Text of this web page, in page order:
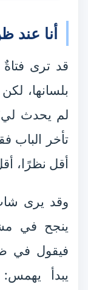
أنا عند
قد ترى فتاةٌ
بلسانها،
لم يحدث لي؟
تأخر الباب
أقل نظرًا،
وقد يرى
ينجح في
فيقول في
يبدأ